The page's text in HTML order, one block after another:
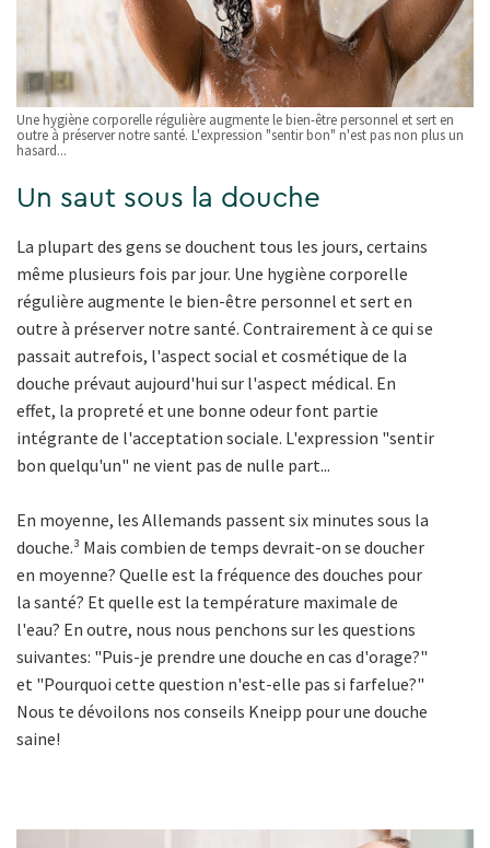
Une hygiène corporelle régulière augmente le bien-être personnel et sert en
outre à préserver notre santé. L'expression "sentir bon" n'est pas non plus un
hasard...
Un saut sous la douche
La plupart des gens se douchent tous les jours, certains
même plusieurs fois par jour. Une hygiène corporelle
régulière augmente le bien-être personnel et sert en
outre à préserver notre santé. Contrairement à ce qui se
passait autrefois, l'aspect social et cosmétique de la
douche prévaut aujourd'hui sur l'aspect médical. En
effet, la propreté et une bonne odeur font partie
intégrante de l'acceptation sociale. L'expression "sentir
bon quelqu'un" ne vient pas de nulle part...
En moyenne, les Allemands passent six minutes sous la
douche.³ Mais combien de temps devrait-on se doucher
en moyenne? Quelle est la fréquence des douches pour
la santé? Et quelle est la température maximale de
l'eau? En outre, nous nous penchons sur les questions
suivantes: "Puis-je prendre une douche en cas d'orage?"
et "Pourquoi cette question n'est-elle pas si farfelue?"
Nous te dévoilons nos conseils Kneipp pour une douche
saine!